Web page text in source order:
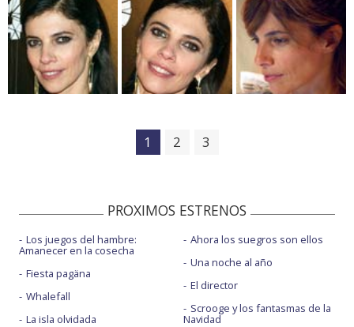
1 2 3
PROXIMOS ESTRENOS
Los juegos del hambre:
Amanecer en la cosecha
Fiesta pagäna
Whalefall
La isla olvidada
Ahora los suegros son ellos
Una noche al año
El director
Scrooge y los fantasmas de la
Navidad